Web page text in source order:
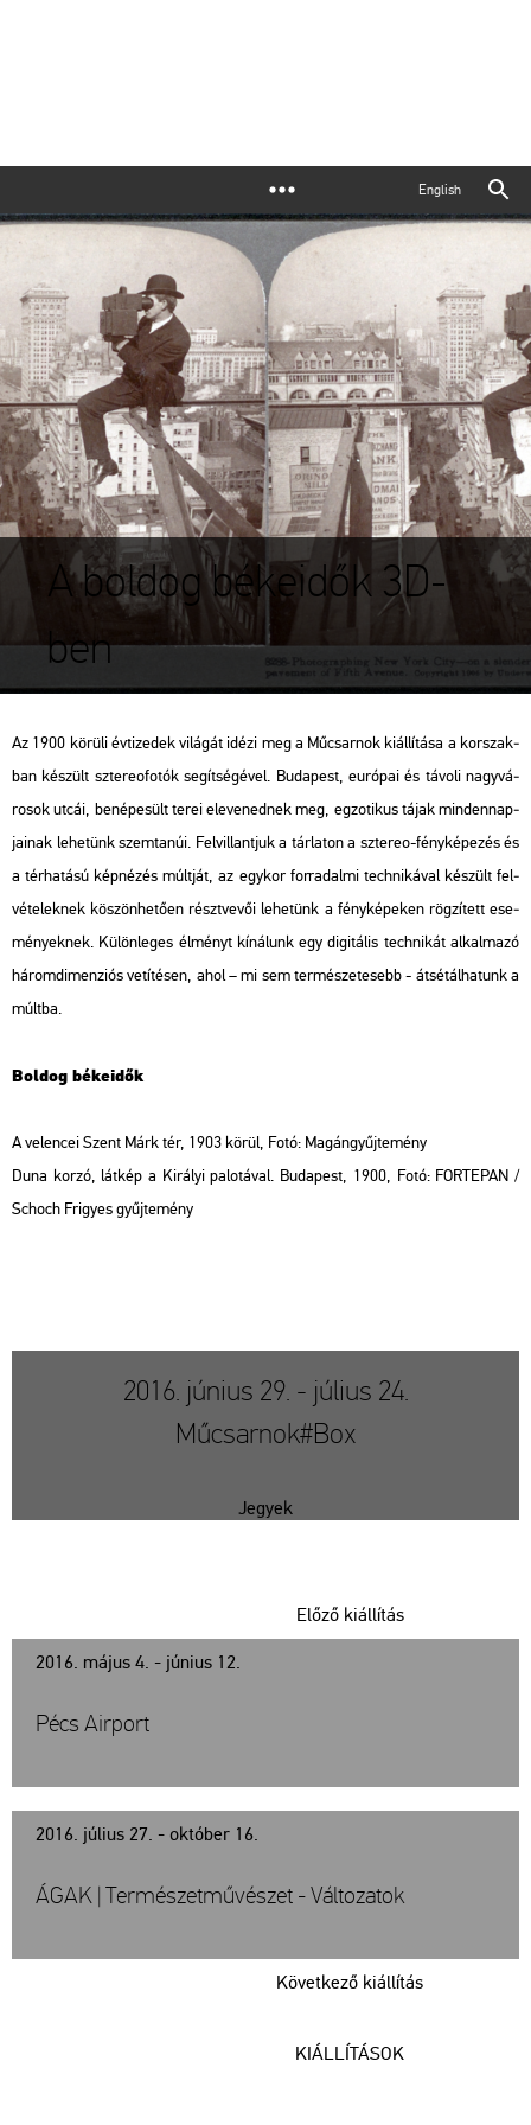
English
A boldog békeidők 3D-
ben
Az 1900 kö­rü­li év­ti­ze­dek vi­lá­gát idézi meg a Mű­csar­nok ki­ál­lí­tá­sa a kor­szak­
ban ké­szült szte­reo­fo­tók se­gít­sé­gé­vel. Bu­da­pest, eu­ró­pai és tá­vo­li nagy­vá­
ro­sok utcái, be­né­pe­sült terei ele­ve­ned­nek meg, eg­zo­ti­kus tájak min­den­nap­
ja­i­nak le­he­tünk szem­ta­núi. Fel­vil­lant­juk a tár­la­ton a szte­reo-fény­ké­pe­zés és
a tér­ha­tá­sú kép­né­zés múlt­ját, az egy­kor for­ra­dal­mi tech­ni­ká­val ké­szült fel­
vé­te­lek­nek kö­szön­he­tő­en részt­ve­vői le­he­tünk a fény­ké­pe­ken rög­zí­tett ese­
mé­nyek­nek. Kü­lön­le­ges él­ményt kí­ná­lunk egy di­gi­tá­lis tech­ni­kát al­kal­ma­zó
há­rom­di­men­zi­ós ve­tí­té­sen, ahol – mi sem ter­mé­sze­te­sebb - át­sé­tál­ha­tunk a
múlt­ba.
Bol­dog bé­ke­idők
A ve­len­cei Szent Márk tér, 1903 körül, Fotó: Ma­gán­gyűj­te­mény
Duna korzó, lát­kép a Ki­rá­lyi pa­lo­tá­val. Bu­da­pest, 1900, Fotó: FOR­TE­PAN /
Schoch Fri­gyes gyűj­te­mény
2016. június 29. - július 24.
Műcsarnok#Box
Jegyek
2016. május 4. - június 12.
Előző kiállítás
Pécs Airport
2016. július 27. - október 16.
Következő kiállítás
ÁGAK | Természetművészet - Változatok
KIÁLLÍTÁSOK